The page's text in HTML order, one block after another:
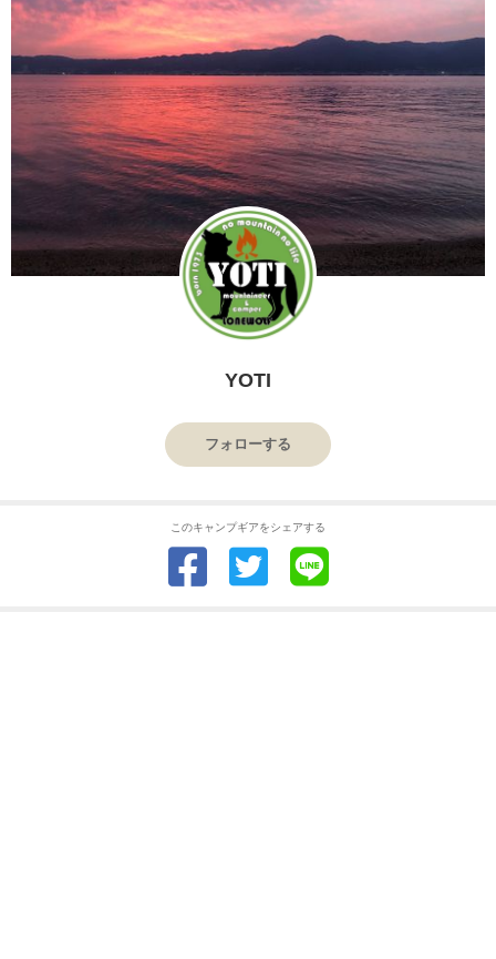
YOTI
フォローする
このキャンプギアをシェアする